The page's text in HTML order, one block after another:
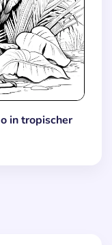
in tropischer